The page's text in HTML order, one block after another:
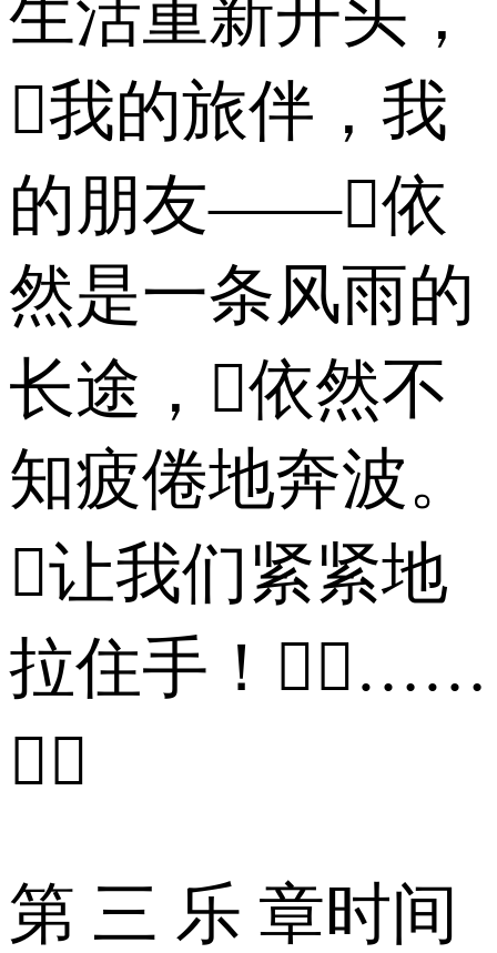
生活重新开头，
我的旅伴，我
的朋友——依
然是一条风雨的
长途，依然不
知疲倦地奔波。
让我们紧紧地
拉住手！……

第 三 乐 章时间